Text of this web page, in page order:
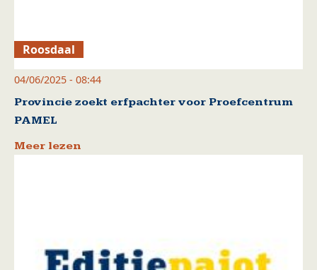
Roosdaal
04/06/2025 - 08:44
Provincie zoekt erfpachter voor Proefcentrum
PAMEL
Meer lezen